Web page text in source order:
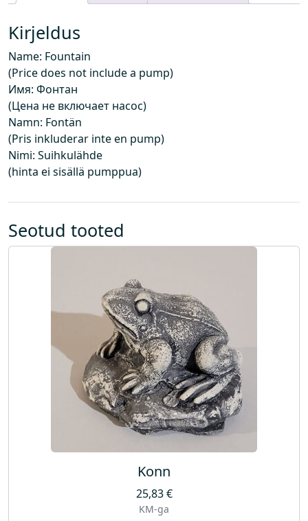
h
i
n
d
e
i
s
i
s
a
l
a
p
u
Kirjeldus
Name: Fountain
(Price does not include a pump)
Имя: Фонтан
(Цена не включает насос)
Namn: Fontän
(Pris inkluderar inte en pump)
Nimi: Suihkulähde
(hinta ei sisällä pumppua)
Seotud tooted
Konn
25,83€
KM-ga